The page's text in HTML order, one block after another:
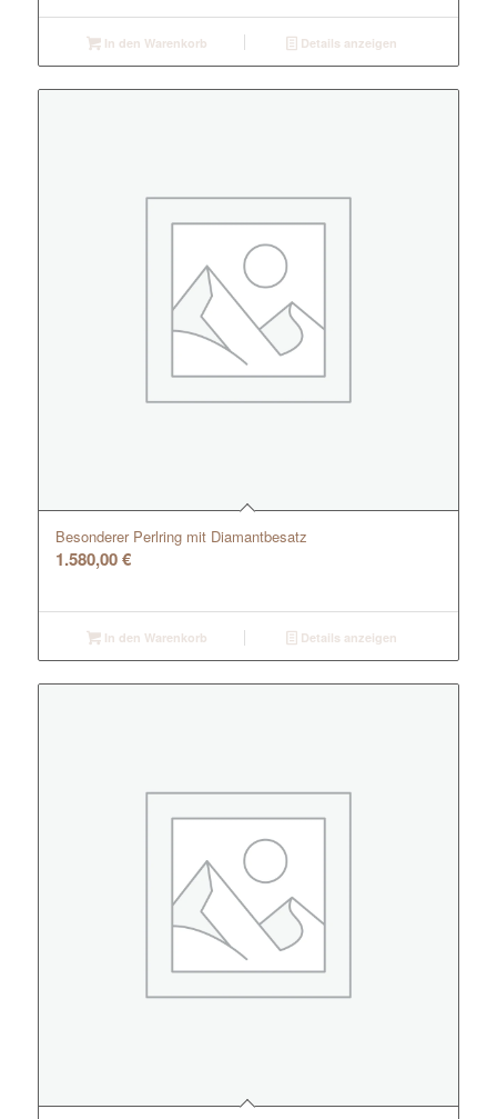
In den Warenkorb Details anzeigen
Besonderer Perlring mit Diamantbesatz
1.580,00€
In den Warenkorb Details anzeigen